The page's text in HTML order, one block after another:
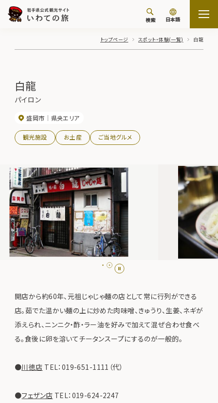
検索 日本語
トップページ スポット・体験(一覧) 白龍
白龍
パイロン
盛岡市 県央エリア
観光施設 お土産 ご当地グルメ
開店から約60年、元祖じゃじゃ麺の店として常に行列ができる
店。茹でた温かい麺の上に炒めた肉味噌、きゅうり、生姜、ネギが
添えられ、ニンニク・酢・ラー油を好みで加えて混ぜ合わせ食べ
る。食後に卵を溶いてチータンスープにするのが一般的。
●川徳店 TEL：019-651-1111（代）
●フェザン店 TEL：019-624-2247